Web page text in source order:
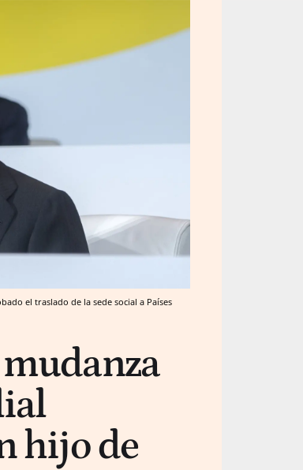
el traslado de la sede social a Países
hijo de